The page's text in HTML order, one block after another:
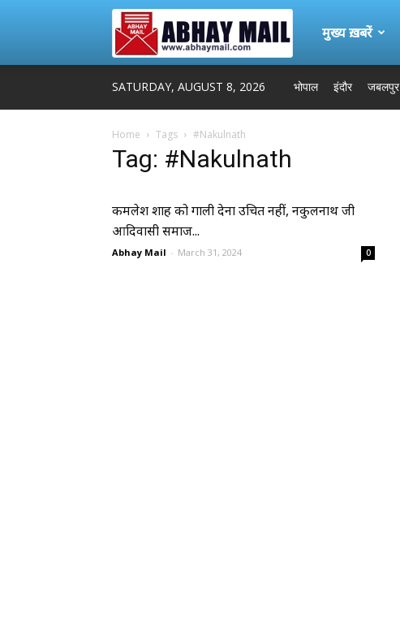
Abhay
Mail
मुख्य ख़बरें
SATURDAY, AUGUST 8, 2026 भोपाल इंदौर जबलपुर
Home Tags #Nakulnath
Tag: #Nakulnath
कमलेश शाह को गाली देना उचित नहीं, नकुलनाथ जी
आदिवासी समाज...
Abhay Mail - March 31, 2024 0